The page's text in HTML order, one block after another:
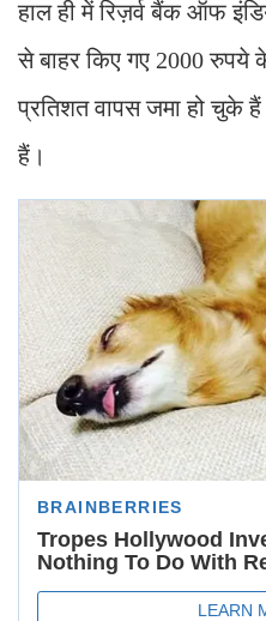
हाल ही में रिज़र्व बैंक ऑफ
से बाहर किए गए 2000
प्रतिशत वापस जमा हो चुके
हैं।